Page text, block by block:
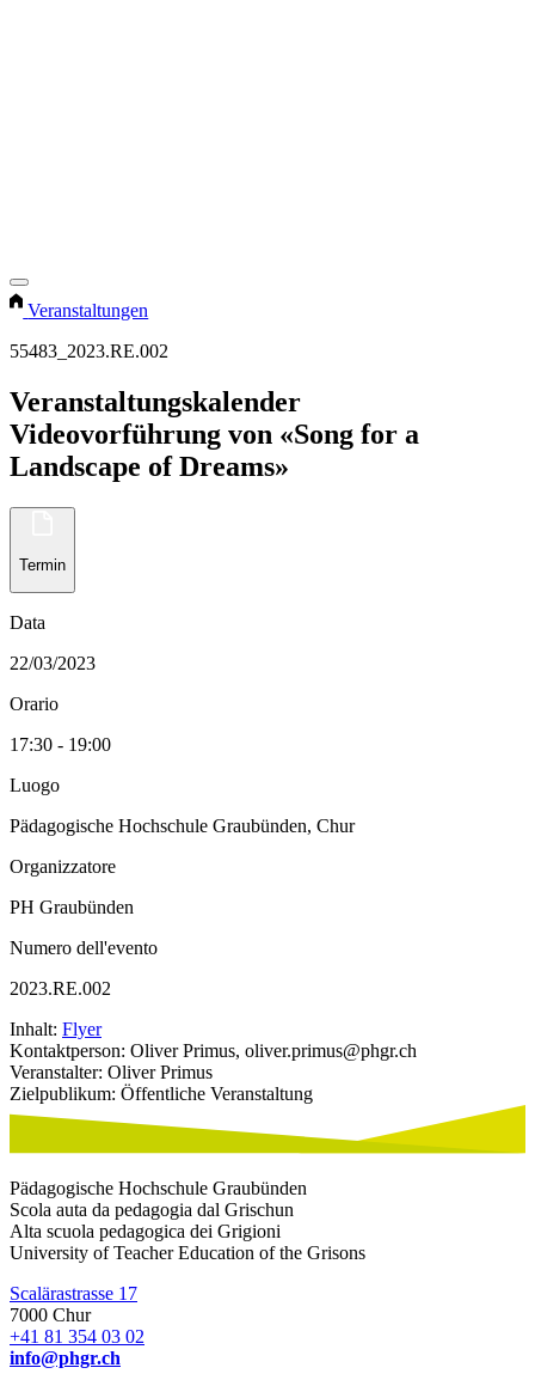
Veranstaltungen
55483_2023.RE.002
Veranstaltungskalender
Videovorführung von «Song for a
Landscape of Dreams»
Termin
Data
22/03/2023
Orario
17:30 - 19:00
Luogo
Pädagogische Hochschule Graubünden, Chur
Organizzatore
PH Graubünden
Numero dell'evento
2023.RE.002
Inhalt: Flyer
Kontaktperson: Oliver Primus, oliver.primus@phgr.ch
Veranstalter: Oliver Primus
Zielpublikum: Öffentliche Veranstaltung
Pädagogische Hochschule Graubünden
Scola auta da pedagogia dal Grischun
Alta scuola pedagogica dei Grigioni
University of Teacher Education of the Grisons
Scalärastrasse 17
7000 Chur
+41 81 354 03 02
info@phgr.ch